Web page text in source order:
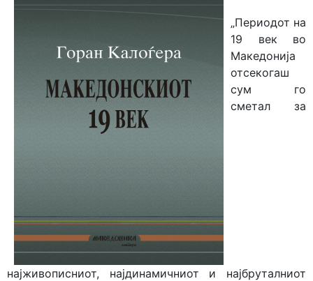
„Периодот на
19 век во
Македонија
отсекогаш
сум го
сметал за
најживописниот, најдинамичниот и најбруталниот